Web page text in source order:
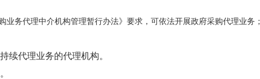
务代理中介机构管理暂行办法》要求，可依法开展政府采购代理业务；
续代理业务的代理机构。